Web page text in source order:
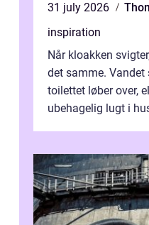
31 july 2026
inspiration
Når kloakken
det samme.
toilettet løber over,
ubehagelig lugt i